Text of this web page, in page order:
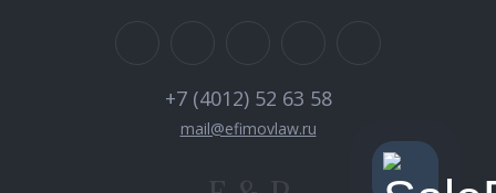
+7 (4012) 52 63 58
mail@efimovlaw.ru